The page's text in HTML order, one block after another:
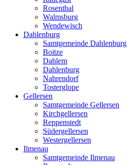
Rosenthal
Walmsburg
Wendewisch
Dahlenburg
Samtgemeinde Dahlenburg
Boitze
Dahlem
Dahlenburg
Nahrendorf
Tosterglope
Gellersen
Samtgemeinde Gellersen
Kirchgellersen
Reppenstedt
Südergellersen
Westergellersen
Ilmenau
Samtgemeinde Ilmenau